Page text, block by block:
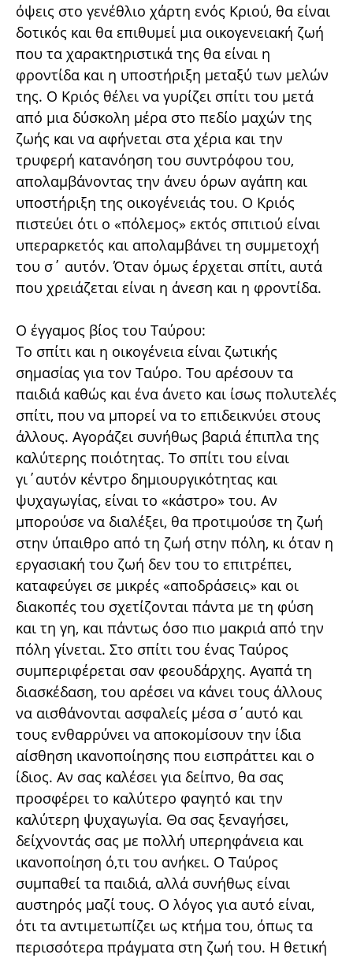
όψεις στο γενέθλιο χάρτη ενός Κριού, θα είναι
δοτικός και θα επιθυμεί μια οικογενειακή ζωή
που τα χαρακτηριστικά της θα είναι η
φροντίδα και η υποστήριξη μεταξύ των μελών
της. Ο Κριός θέλει να γυρίζει σπίτι του μετά
από μια δύσκολη μέρα στο πεδίο μαχών της
ζωής και να αφήνεται στα χέρια και την
τρυφερή κατανόηση του συντρόφου του,
απολαμβάνοντας την άνευ όρων αγάπη και
υποστήριξη της οικογένειάς του. Ο Κριός
πιστεύει ότι ο «πόλεμος» εκτός σπιτιού είναι
υπεραρκετός και απολαμβάνει τη συμμετοχή
του σ΄ αυτόν. Όταν όμως έρχεται σπίτι, αυτά
που χρειάζεται είναι η άνεση και η φροντίδα.
Ο έγγαμος βίος του Ταύρου:
Το σπίτι και η οικογένεια είναι ζωτικής
σημασίας για τον Ταύρο. Του αρέσουν τα
παιδιά καθώς και ένα άνετο και ίσως πολυτελές
σπίτι, που να μπορεί να το επιδεικνύει στους
άλλους. Αγοράζει συνήθως βαριά έπιπλα της
καλύτερης ποιότητας. Το σπίτι του είναι
γι΄αυτόν κέντρο δημιουργικότητας και
ψυχαγωγίας, είναι το «κάστρο» του. Αν
μπορούσε να διαλέξει, θα προτιμούσε τη ζωή
στην ύπαιθρο από τη ζωή στην πόλη, κι όταν η
εργασιακή του ζωή δεν του το επιτρέπει,
καταφεύγει σε μικρές «αποδράσεις» και οι
διακοπές του σχετίζονται πάντα με τη φύση
και τη γη, και πάντως όσο πιο μακριά από την
πόλη γίνεται. Στο σπίτι του ένας Ταύρος
συμπεριφέρεται σαν φεουδάρχης. Αγαπά τη
διασκέδαση, του αρέσει να κάνει τους άλλους
να αισθάνονται ασφαλείς μέσα σ΄αυτό και
τους ενθαρρύνει να αποκομίσουν την ίδια
αίσθηση ικανοποίησης που εισπράττει και ο
ίδιος. Αν σας καλέσει για δείπνο, θα σας
προσφέρει το καλύτερο φαγητό και την
καλύτερη ψυχαγωγία. Θα σας ξεναγήσει,
δείχνοντάς σας με πολλή υπερηφάνεια και
ικανοποίηση ό,τι του ανήκει. Ο Ταύρος
συμπαθεί τα παιδιά, αλλά συνήθως είναι
αυστηρός μαζί τους. Ο λόγος για αυτό είναι,
ότι τα αντιμετωπίζει ως κτήμα του, όπως τα
περισσότερα πράγματα στη ζωή του. Η θετική